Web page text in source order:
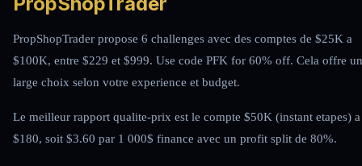
PropShopTrader propose 6 challenges avec des comptes de $25K a
$100K, entre $229 et $999. Use code PFK for 60% off. Cela offre un
large choix selon votre experience et budget.
Le meilleur rapport qualite-prix est le compte $50K (instant etapes) a
$180, soit $3.60 par 1 000$ finance avec un profit split de 80%.